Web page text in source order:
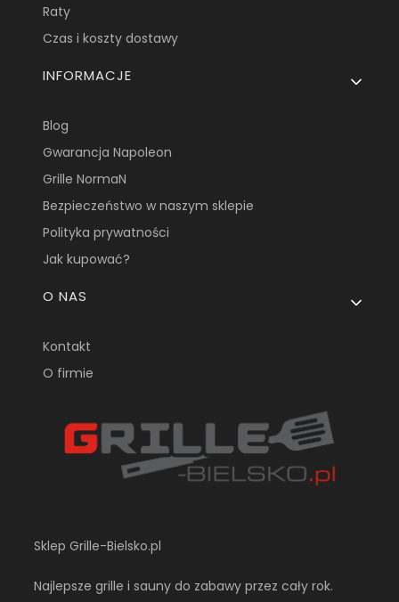
Raty
Czas i koszty dostawy
INFORMACJE
Blog
Gwarancja Napoleon
Grille NormaN
Bezpieczeństwo w naszym sklepie
Polityka prywatności
Jak kupować?
O NAS
Kontakt
O firmie
Sklep Grille-Bielsko.pl
Najlepsze grille i sauny do zabawy przez cały rok.